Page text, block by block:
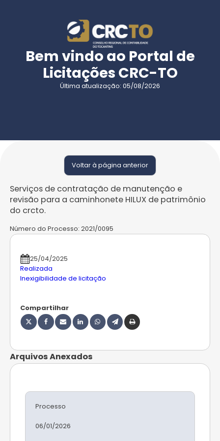
Bem vindo ao Portal de
Licitações CRC-TO
Última atualização: 05/08/2026
Voltar à página anterior
Serviços de contratação de manutenção e
revisão para a caminhonete HILUX de patrimônio
do crcto.
Número do Processo: 2021/0095
25/04/2025
Realizada
Inexigibilidade de licitação
Compartilhar
Arquivos Anexados
Processo
06/01/2026